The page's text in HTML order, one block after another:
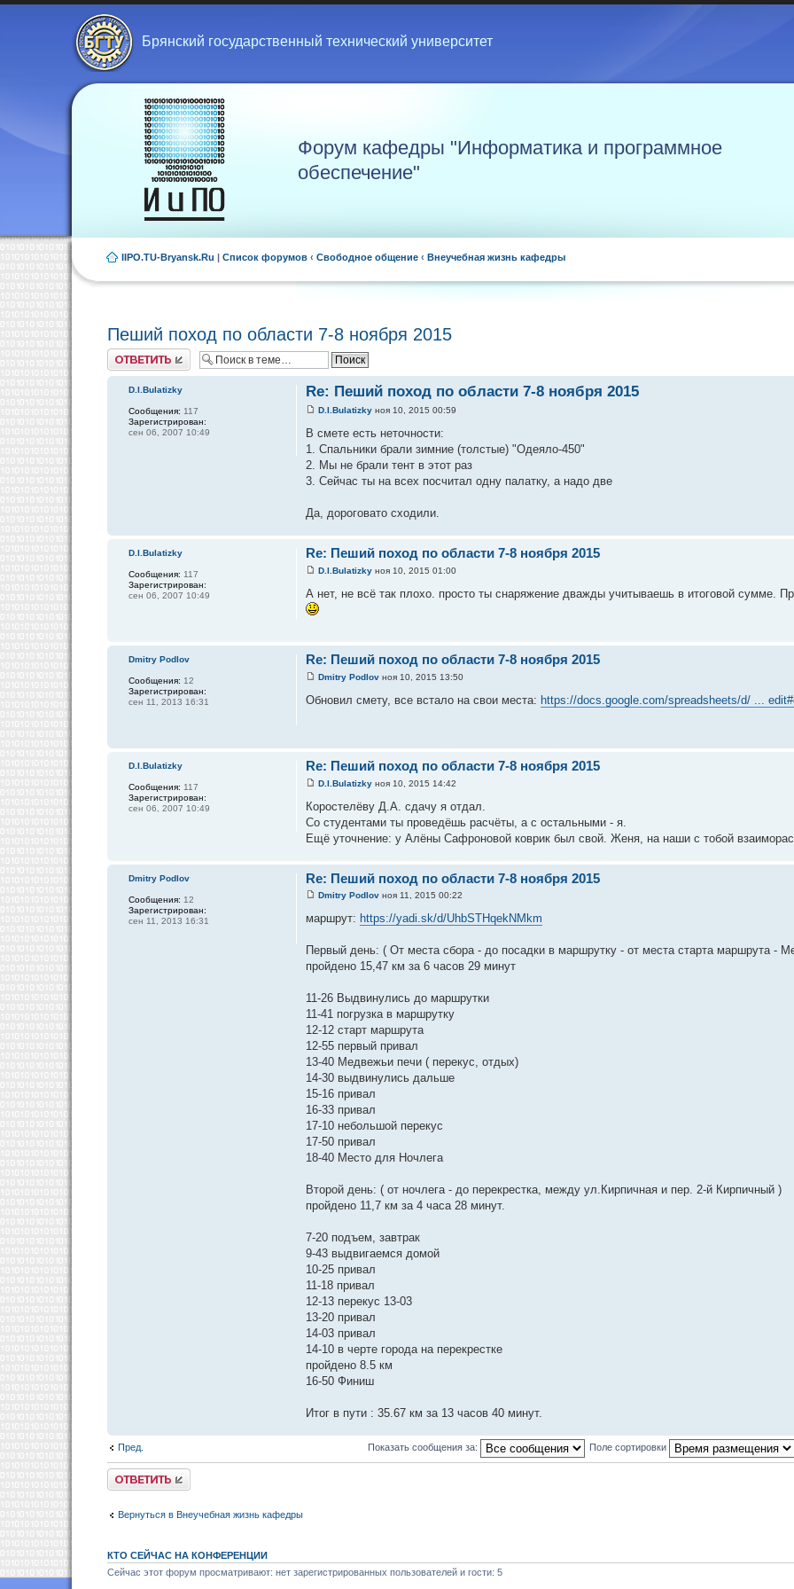
Брянский государственный технический университет
Форум кафедры "Информатика и программное
обеспечение"
IIPO.TU-Bryansk.Ru | Список форумов ‹ Свободное общение ‹ Внеучебная жизнь кафедры
Пеший поход по области 7-8 ноября 2015
Ответить
Re: Пеший поход по области 7-8 ноября 2015
D.I.Bulatizky ноя 10, 2015 00:59
В смете есть неточности:
1. Спальники брали зимние (толстые) "Одеяло-450"
2. Мы не брали тент в этот раз
3. Сейчас ты на всех посчитал одну палатку, а надо две
Да, дороговато сходили.
D.I.Bulatizky
Сообщения: 117
Зарегистрирован:
сен 06, 2007 10:49
Re: Пеший поход по области 7-8 ноября 2015
D.I.Bulatizky ноя 10, 2015 01:00
А нет, не всё так плохо. просто ты снаряжение дважды учитываешь в итоговой сумме.
D.I.Bulatizky
Сообщения: 117
Зарегистрирован:
сен 06, 2007 10:49
Re: Пеший поход по области 7-8 ноября 2015
Dmitry Podlov ноя 10, 2015 13:50
Обновил смету, все встало на свои места: https://docs.google.com/spreadsheets/d/ ...
Dmitry Podlov
Сообщения: 12
Зарегистрирован:
сен 11, 2013 16:31
Re: Пеший поход по области 7-8 ноября 2015
D.I.Bulatizky ноя 10, 2015 14:42
Коростелёву Д.А. сдачу я отдал.
Со студентами ты проведёшь расчёты, а с остальными - я.
Ещё уточнение: у Алёны Сафроновой коврик был свой. Женя, на наши с тобой
D.I.Bulatizky
Сообщения: 117
Зарегистрирован:
сен 06, 2007 10:49
Re: Пеший поход по области 7-8 ноября 2015
Dmitry Podlov ноя 11, 2015 00:22
маршрут: https://yadi.sk/d/UhbSTHqekNMkm
Первый день: ( От места сбора - до посадки в маршрутку - от места старта маршрута -
пройдено 15,47 км за 6 часов 29 минут
11-26 Выдвинулись до маршрутки
11-41 погрузка в маршрутку
12-12 старт маршрута
12-55 первый привал
13-40 Медвежьи печи ( перекус, отдых)
14-30 выдвинулись дальше
15-16 привал
16-33 привал
17-10 небольшой перекус
17-50 привал
18-40 Место для Ночлега
Второй день: ( от ночлега - до перекрестка, между ул.Кирпичная и пер. 2-й Кирпичный )
пройдено 11,7 км за 4 часа 28 минут.
7-20 подъем, завтрак
9-43 выдвигаемся домой
10-25 привал
11-18 привал
12-13 перекус 13-03
13-20 привал
14-03 привал
14-10 в черте города на перекрестке
пройдено 8.5 км
16-50 Финиш
Итог в пути : 35.67 км за 13 часов 40 минут.
Dmitry Podlov
Сообщения: 12
Зарегистрирован:
сен 11, 2013 16:31
Пред. Показать сообщения за: Поле сортировки
Ответить
Вернуться в Внеучебная жизнь кафедры
КТО СЕЙЧАС НА КОНФЕРЕНЦИИ
Сейчас этот форум просматривают: нет зарегистрированных пользователей и гости: 5